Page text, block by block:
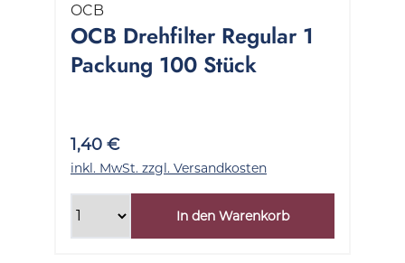
OCB
OCB Drehfilter Regular 1
Packung 100 Stück
1,40 €
inkl. MwSt. zzgl. Versandkosten
In den Warenkorb